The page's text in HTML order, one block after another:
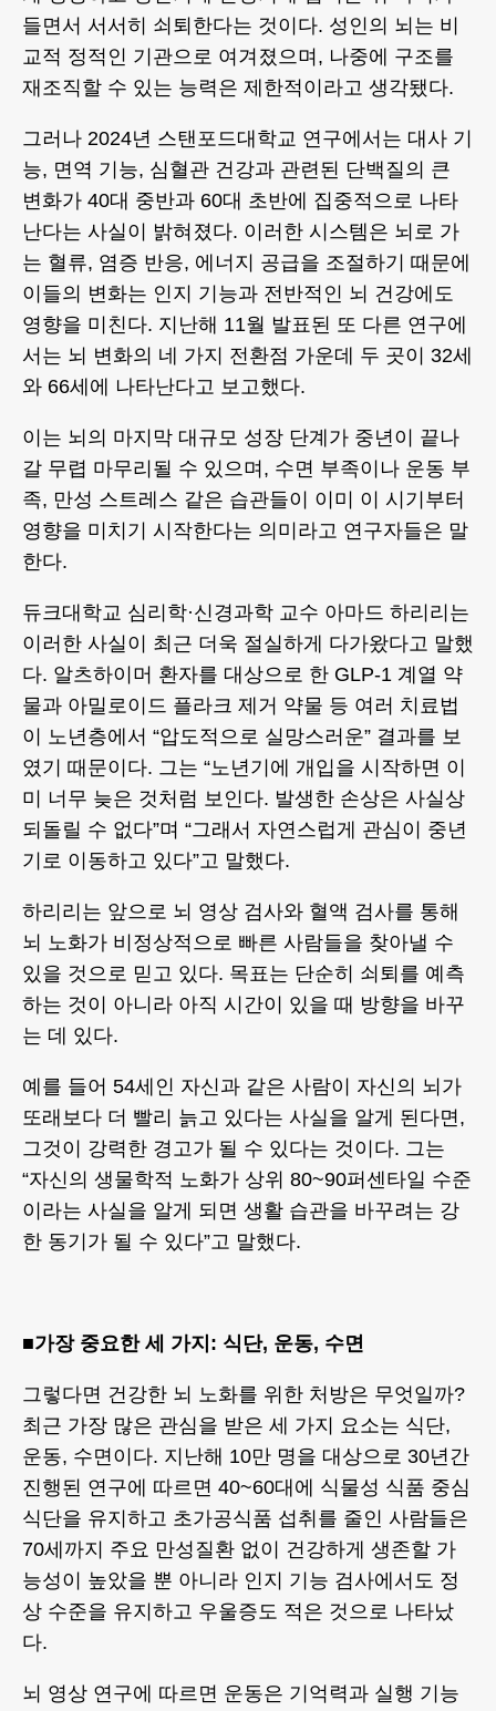
들면서 서서히 쇠퇴한다는 것이다. 성인의 뇌는 비
교적 정적인 기관으로 여겨졌으며, 나중에 구조를
재조직할 수 있는 능력은 제한적이라고 생각됐다.
그러나 2024년 스탠포드대학교 연구에서는 대사 기
능, 면역 기능, 심혈관 건강과 관련된 단백질의 큰
변화가 40대 중반과 60대 초반에 집중적으로 나타
난다는 사실이 밝혀졌다. 이러한 시스템은 뇌로 가
는 혈류, 염증 반응, 에너지 공급을 조절하기 때문에
이들의 변화는 인지 기능과 전반적인 뇌 건강에도
영향을 미친다. 지난해 11월 발표된 또 다른 연구에
서는 뇌 변화의 네 가지 전환점 가운데 두 곳이 32세
와 66세에 나타난다고 보고했다.
이는 뇌의 마지막 대규모 성장 단계가 중년이 끝나
갈 무렵 마무리될 수 있으며, 수면 부족이나 운동 부
족, 만성 스트레스 같은 습관들이 이미 이 시기부터
영향을 미치기 시작한다는 의미라고 연구자들은 말
한다.
듀크대학교 심리학·신경과학 교수 아마드 하리리는
이러한 사실이 최근 더욱 절실하게 다가왔다고 말했
다. 알츠하이머 환자를 대상으로 한 GLP-1 계열 약
물과 아밀로이드 플라크 제거 약물 등 여러 치료법
이 노년층에서 “압도적으로 실망스러운” 결과를 보
였기 때문이다. 그는 “노년기에 개입을 시작하면 이
미 너무 늦은 것처럼 보인다. 발생한 손상은 사실상
되돌릴 수 없다”며 “그래서 자연스럽게 관심이 중년
기로 이동하고 있다”고 말했다.
하리리는 앞으로 뇌 영상 검사와 혈액 검사를 통해
뇌 노화가 비정상적으로 빠른 사람들을 찾아낼 수
있을 것으로 믿고 있다. 목표는 단순히 쇠퇴를 예측
하는 것이 아니라 아직 시간이 있을 때 방향을 바꾸
는 데 있다.
예를 들어 54세인 자신과 같은 사람이 자신의 뇌가
또래보다 더 빨리 늙고 있다는 사실을 알게 된다면,
그것이 강력한 경고가 될 수 있다는 것이다. 그는
“자신의 생물학적 노화가 상위 80~90퍼센타일 수준
이라는 사실을 알게 되면 생활 습관을 바꾸려는 강
한 동기가 될 수 있다”고 말했다.
■가장 중요한 세 가지: 식단, 운동, 수면
그렇다면 건강한 뇌 노화를 위한 처방은 무엇일까?
최근 가장 많은 관심을 받은 세 가지 요소는 식단,
운동, 수면이다. 지난해 10만 명을 대상으로 30년간
진행된 연구에 따르면 40~60대에 식물성 식품 중심
식단을 유지하고 초가공식품 섭취를 줄인 사람들은
70세까지 주요 만성질환 없이 건강하게 생존할 가
능성이 높았을 뿐 아니라 인지 기능 검사에서도 정
상 수준을 유지하고 우울증도 적은 것으로 나타났
다.
뇌 영상 연구에 따르면 운동은 기억력과 실행 기능